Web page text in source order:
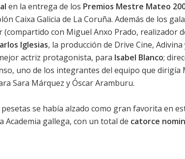
en la entrega de los Premios Mestre Mateo
Caixa Galicia de La Coruña. Además de los
(compartido con Miguel Anxo Prado, realizador
Iglesias, la producción de Drive Cine,
actriz protagonista, para Isabel Blanco;
uno de los integrantes del equipo que dirigía
Sara Márquez y Óscar Aramburu.
se había alzado como gran favorita en
Academia gallega, con un total de catorce